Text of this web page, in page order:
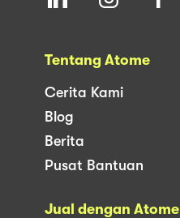
Tentang Atome
Cerita Kami
Blog
Berita
Pusat Bantuan
Jual dengan Atome